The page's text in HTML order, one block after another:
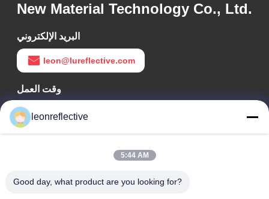
New Material Technology Co., Ltd.
البريد الإلكتروني
leon@lureflective.com
وقت العمل
9:00-18:00
عنواننا
التكنولوجيا العالية، هيفي، أنهوي، الصين
leonreflective
5:44 AM
Good day, what product are you looking for?